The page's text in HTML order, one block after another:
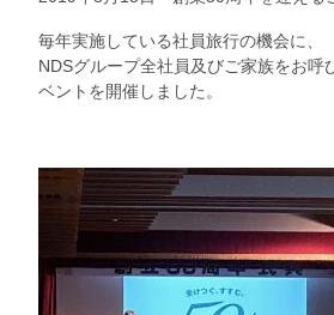
毎年実施している社員旅行の機会に、
NDSグループ全社員及びご家族をお呼
ベントを開催しました。